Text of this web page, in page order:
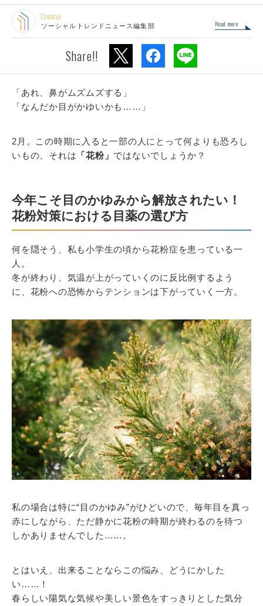
Creator
ソーシャルトレンドニュース編集部 Read more
Share!!
「あれ、鼻がムズムズする」
「なんだか目がかゆいかも……」
2月。この時期に入ると一部の人にとって何よりも恐ろし
いもの、それは 「花粉」 ではないでしょうか？
今年こそ目のかゆみから解放されたい！
花粉対策における目薬の選び方
何を隠そう、私も小学生の頃から花粉症を患っている一
人。
冬が終わり、気温が上がっていくのに反比例するよう
に、花粉への恐怖からテンションは下がっていく一方。
私の場合は特に“目のかゆみ”がひどいので、毎年目を真っ
赤にしながら、ただ静かに花粉の時期が終わるのを待つ
しかありませんでした……。
とはいえ、出来ることならこの悩み、どうにかした
い……！
春らしい陽気な気候や美しい景色をすっきりとした気分